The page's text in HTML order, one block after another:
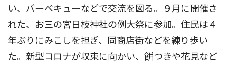
い、バーベキューなどで交流を図る。９月に開催さ
れた、お三の宮日枝神社の例大祭に参加。住民は４
年ぶりにみこしを担ぎ、同商店街などを練り歩い
た。新型コロナが収束に向かい、餅つきや花見など